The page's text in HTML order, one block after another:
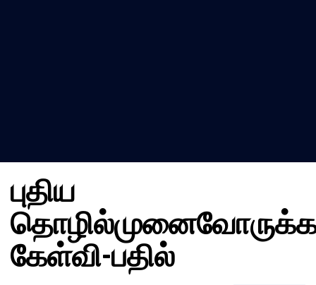
புதிய
கேள்வி-பதில்